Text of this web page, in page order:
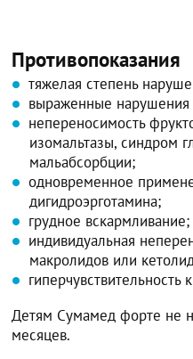
Противопоказания
тяжелая степень
выраженные
непереносимость
изомальтазы, синдром
мальабсорбции;
одновременное
дигидроэрготамина;
грудное вскармливание;
индивидуальная
макролидов или
Детям Сумамед форте не
месяцев.